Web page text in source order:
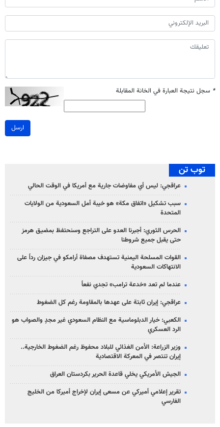
* سجل نتيجة العبارة في الخانة المقابلة
ارسل
توب تن
عراقجي: ليس أي مفاوضات جارية مع أمريكا في الوقت الحالي
سبب تشكيل «اتفاق مكة» هو خيبة أمل السعودية من الولايات
المتحدة
الحرس الثوري: أجبرنا العدو على التراجع وسنحتفظ بمضيق هرمز
حتى يقبل جميع شروطنا
القوات المسلحة اليمنية تستهدف مصفاة أرامكو في جيزان رداً على
الانتهاكات السعودية
عندما لم تعد «خدعة ترامب» تجدي نفعاً
عراقجي: إيران ثابتة على عهدها بالمقاومة رغم كل الضغوط
الكعبي: خيار الدبلوماسية مع النظام السعودي غير مجدٍ والصواب هو
الرد العسكري
وزير الزراعة: الأمن الغذائي للبلاد محفوظ رغم الضغوط الخارجية..
إيران تنتصر في المعركة الاقتصادية
الجيش الأمريكي يخلي قاعدة الحرير بكردستان العراق
تقرير إعلامي أميركي عن مسعى إيران لإخراج أميركا من الخليج
الفارسي